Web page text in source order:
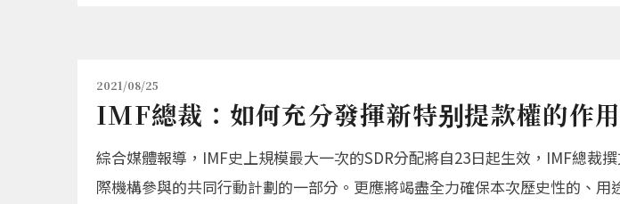
2021/08/25
IMF總裁：如何充分發揮新特别提款權的作
綜合媒體報導，IMF史上規模最大一次的SDR分配將自23日起生效，IMF總裁
際機構參與的共同行動計劃的一部分。更應將竭盡全力確保本次歷史性的、